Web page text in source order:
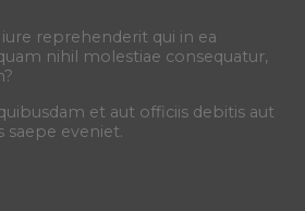
reprehenderit qui in ea
nihil molestiae consequatur,
et aut officiis debitis aut
saepe eveniet.